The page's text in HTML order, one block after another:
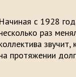
Начиная с 1928
раз
протяжении